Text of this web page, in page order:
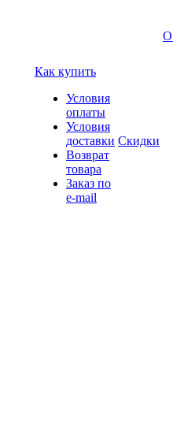
Как купить
Условия
оплаты
Условия
доставки
Возврат
товара
Заказ по
e-mail
Скидки
О